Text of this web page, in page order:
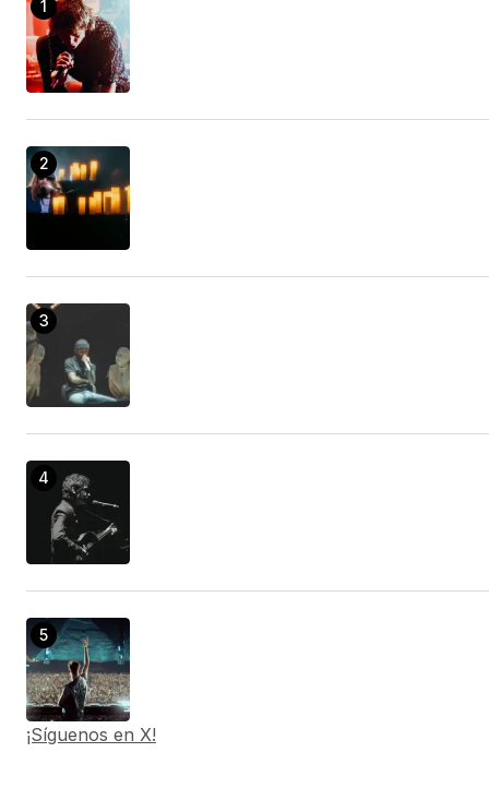
¡Síguenos en X!